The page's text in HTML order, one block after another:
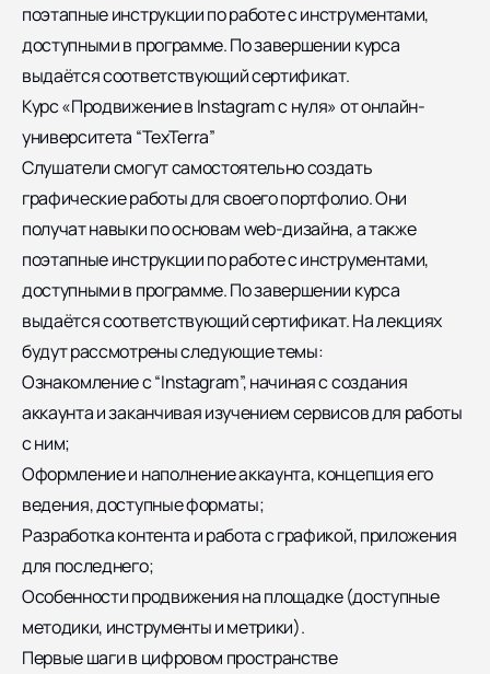
поэтапные инструкции по работе с инструментами,
доступными в программе. По завершении курса
выдаётся соответствующий сертификат.
Курс «Продвижение в Instagram с нуля» от онлайн-
университета “TexTerra”
Слушатели смогут самостоятельно создать
графические работы для своего портфолио. Они
получат навыки по основам web-дизайна, а также
поэтапные инструкции по работе с инструментами,
доступными в программе. По завершении курса
выдаётся соответствующий сертификат. На лекциях
будут рассмотрены следующие темы:
Ознакомление с “Instagram”, начиная с создания
аккаунта и заканчивая изучением сервисов для работы
с ним;
Оформление и наполнение аккаунта, концепция его
ведения, доступные форматы;
Разработка контента и работа с графикой, приложения
для последнего;
Особенности продвижения на площадке (доступные
методики, инструменты и метрики).
Первые шаги в цифровом пространстве